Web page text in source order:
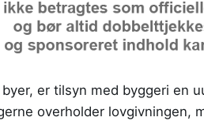
er tilsyn med byggeri en
overholder lovgivningen,